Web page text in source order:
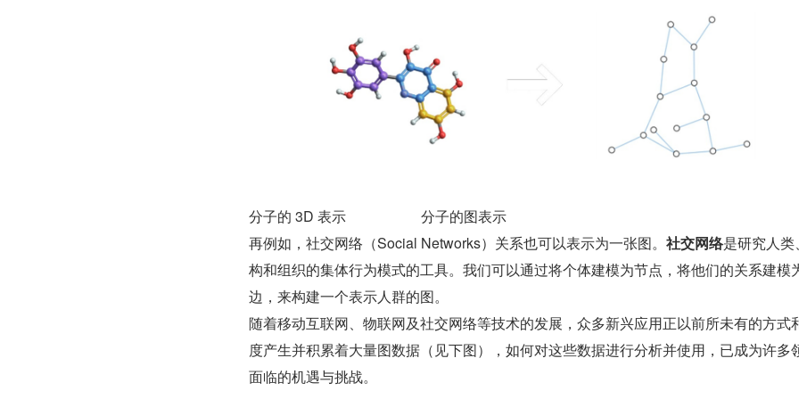
分子的 3D 表示                     分子的图表示
再例如，社交网络（Social Networks）关系也可以表示为一张图。 社交网络是研究人类
构和组织的集体行为模式的工具。我们可以通过将个体建模为节点，将他们的关系建模
边，来构建一个表示人群的图。
随着移动互联网、物联网及社交网络等技术的发展，众多新兴应用正以前所未有的方式
度产生并积累着大量图数据（见下图），如何对这些数据进行分析并使用，已成为许多
面临的机遇与挑战。